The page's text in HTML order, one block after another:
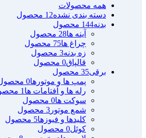
همه محصولات
دسته بندی نشده12 محصول
بدنه144 محصول
آینه ها28 محصول
چراغ ها75 محصول
زه بدنه3 محصول
قالپاق0 محصول
برقی35 محصول
پمپ ها و موتورها0 محصول
رله ها و آفتامات ها 1 محصول
سوکت ها0 محصول
شمع موتور 3 محصول
کلیدها و فیوزها5 محصول
کوئل0 محصول